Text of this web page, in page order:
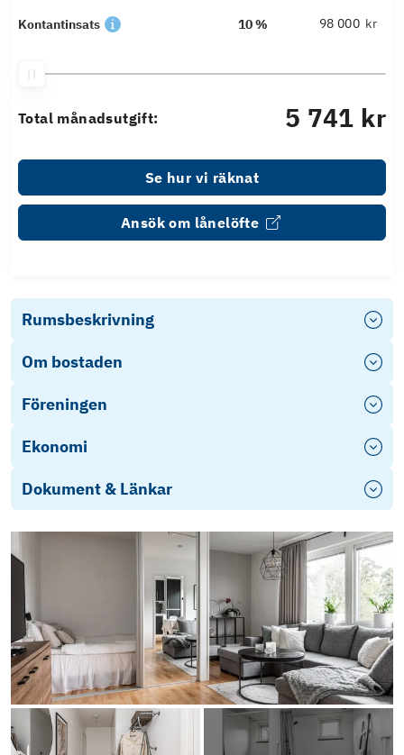
Kontantinsats 10 % kr
Total månadsutgift: 5 741 kr
Se hur vi räknat
Ansök om lånelöfte
Rumsbeskrivning
Om bostaden
Föreningen
Ekonomi
Dokument & Länkar
Årsredovisning 2024
Årsredovisning 2025
Objektsbeskrivning